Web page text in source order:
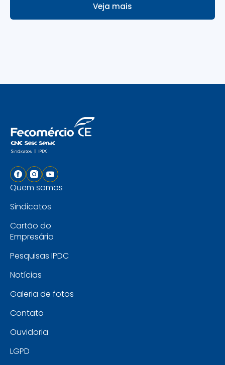
Veja mais
Quem somos
Sindicatos
Cartão do
Empresário
Pesquisas IPDC
Notícias
Galeria de fotos
Contato
Ouvidoria
LGPD